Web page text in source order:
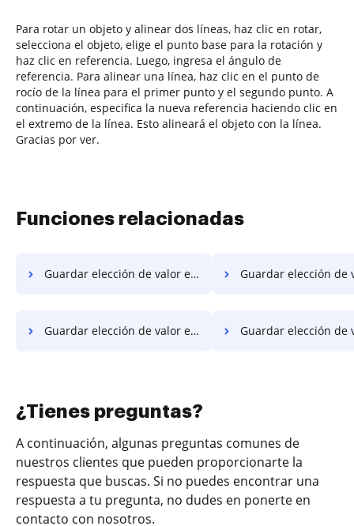
Para rotar un objeto y alinear dos líneas, haz clic en rotar,
selecciona el objeto, elige el punto base para la rotación y
haz clic en referencia. Luego, ingresa el ángulo de
referencia. Para alinear una línea, haz clic en el punto de
rocío de la línea para el primer punto y el segundo punto. A
continuación, especifica la nueva referencia haciendo clic en
el extremo de la línea. Esto alineará el objeto con la línea.
Gracias por ver.
Funciones relacionadas
Guardar elección de valor en PDF en la computadora Guardar elección de valor en PDF
Guardar elección de valor en PDF en el portátil Guardar elección de valor en PDF en
¿Tienes preguntas?
A continuación, algunas preguntas comunes de
nuestros clientes que pueden proporcionarte la
respuesta que buscas. Si no puedes encontrar una
respuesta a tu pregunta, no dudes en ponerte en
contacto con nosotros.